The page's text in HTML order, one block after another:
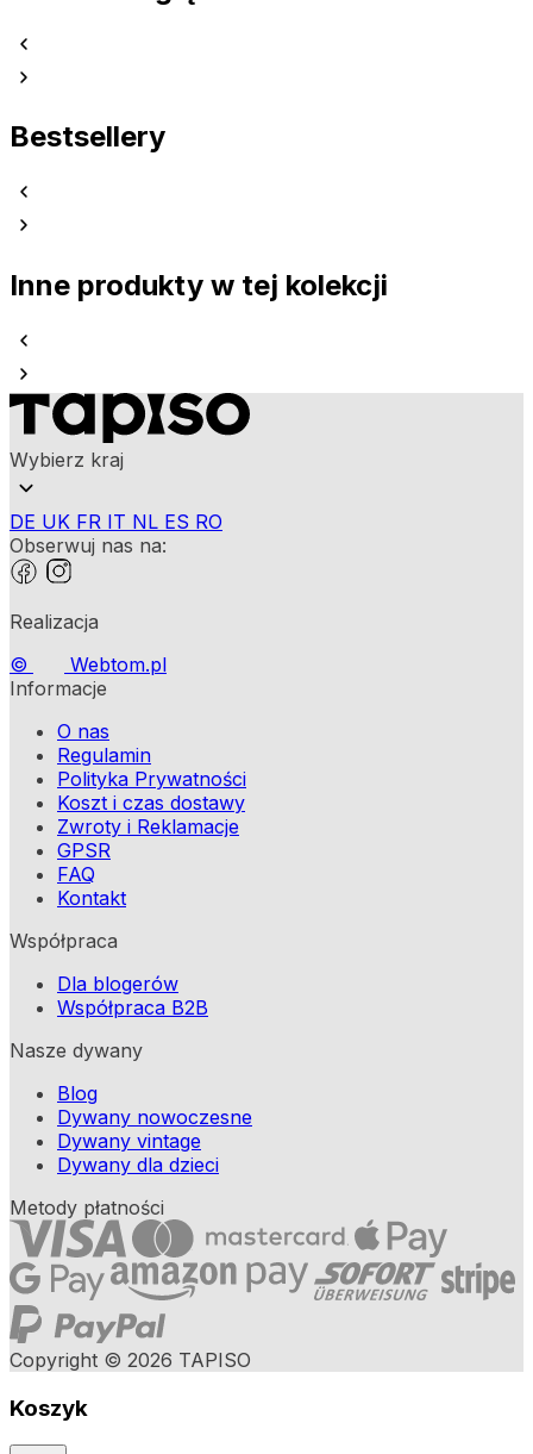
Bestsellery
Inne produkty w tej kolekcji
Wybierz kraj
DE UK FR IT NL ES RO
Obserwuj nas na:
Realizacja
©
Webtom.pl
Informacje
O nas
Regulamin
Polityka Prywatności
Koszt i czas dostawy
Zwroty i Reklamacje
GPSR
FAQ
Kontakt
Współpraca
Dla blogerów
Współpraca B2B
Nasze dywany
Blog
Dywany nowoczesne
Dywany vintage
Dywany dla dzieci
Metody płatności
Copyright © 2026 TAPISO
Koszyk